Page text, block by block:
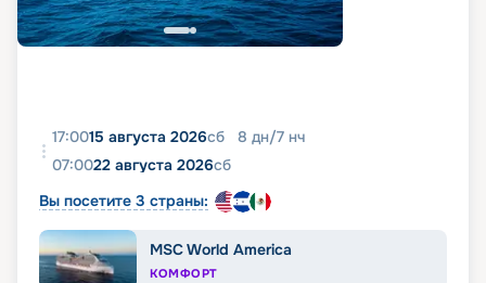
17:0015 августа 2026сб 8 дн/7 нч
07:0022 августа 2026сб
Вы посетите 3 страны:
MSC World America
КОМФОРТ